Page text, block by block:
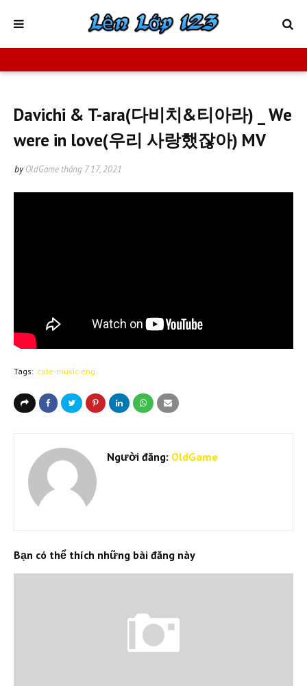
Davichi & T-ara(다비치&티아라) _ We
were in love(우리 사랑했잖아) MV
by OldGame tháng 7 17, 2021
Tags: cate-music-eng
Người đăng: OldGame
Bạn có thể thích những bài đăng này